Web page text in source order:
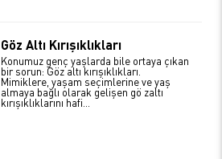
Göz Altı Kırışıklıkları
Konumuz genç yaşlarda bile ortaya çıkan
bir sorun: Göz altı kırışıklıkları.
Mimiklere, yaşam seçimlerine ve yaş
almaya bağlı olarak gelişen gö zaltı
kırışıklıklarını hafi...